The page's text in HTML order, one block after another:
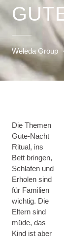
Weleda Group ·
Die Themen
Gute-Nacht
Ritual, ins
Bett bringen,
Schlafen und
Erholen sind
für Familien
wichtig. Die
Eltern sind
müde, das
Kind ist aber